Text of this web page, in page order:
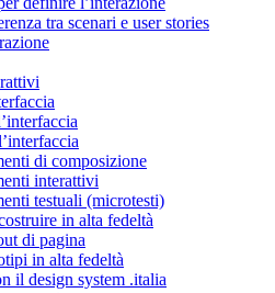
tra scenari e user stories
di composizione
interattivi
testuali (microtesti)
in alta fedeltà
di pagina
in alta fedeltà
il design system .italia